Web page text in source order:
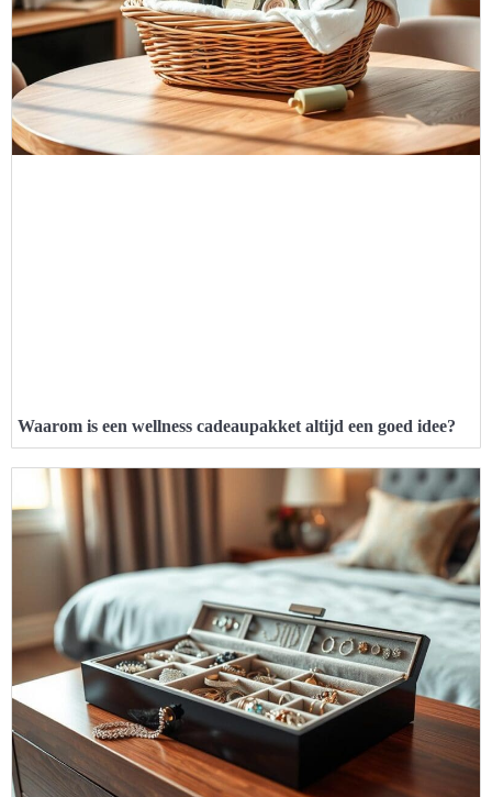
Waarom is een wellness cadeaupakket altijd een goed idee?